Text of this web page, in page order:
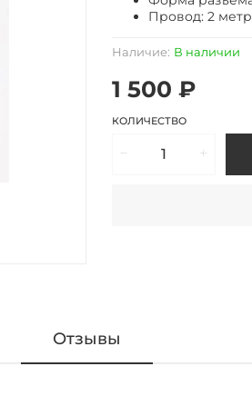
Наличие: В наличии
1 500 ₽
КОЛИЧЕСТВО
Провод: 2
Отзывы